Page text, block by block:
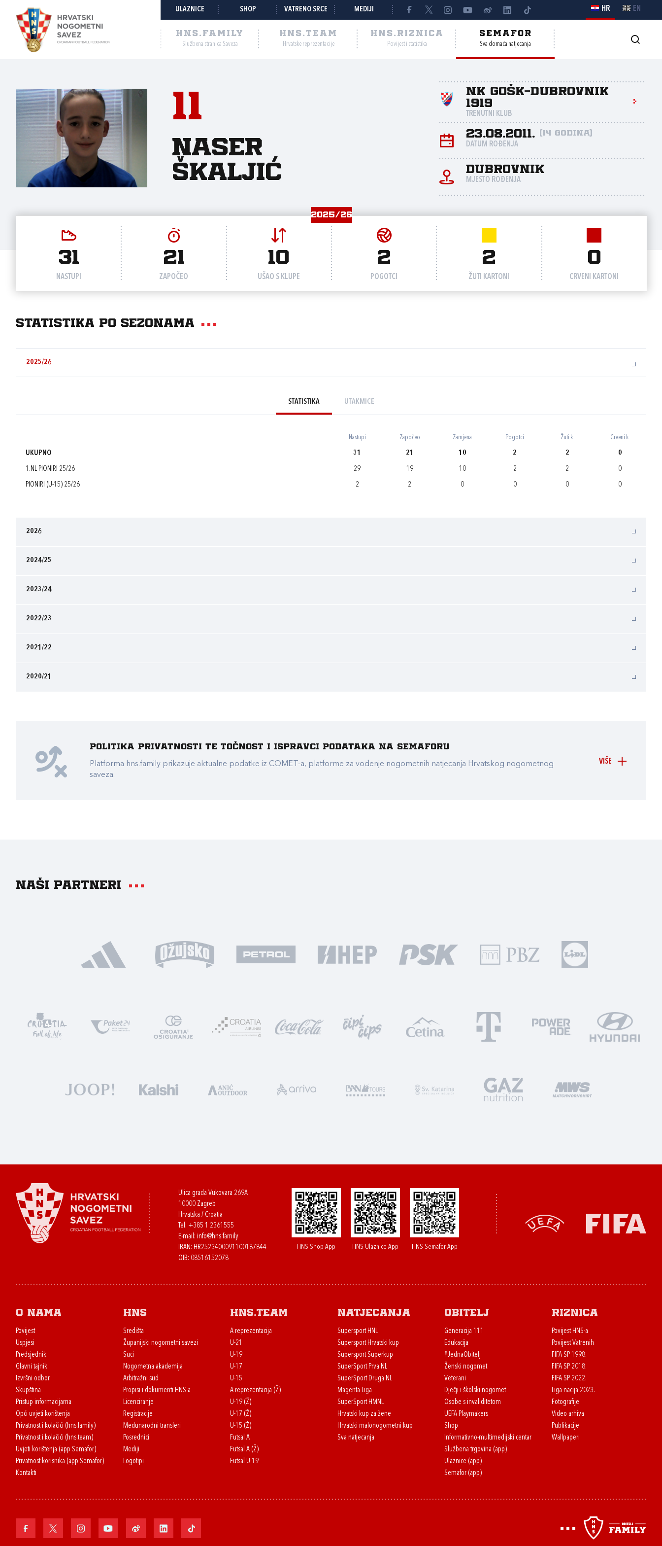
ULAZNICE SHOP VATRENO SRCE MEDIJI HR EN
HNS.FAMILY
Službena stranica Saveza
HNS.TEAM
Hrvatske reprezentacije
HNS.RIZNICA
Povijest i statistika
SEMAFOR
Sva domaća natjecanja
11
Naser
Škaljić
NK GOŠK-Dubrovnik
1919
TRENUTNI KLUB
23.08.2011. (14 godina)
DATUM ROĐENJA
Dubrovnik
MJESTO ROĐENJA
2025/26
31
NASTUPI
21
ZAPOČEO
10
UŠAO S KLUPE
2
POGOTCI
2
ŽUTI KARTONI
0
CRVENI KARTONI
Statistika po sezonama
2025/26
STATISTIKA UTAKMICE
Nastupi Započeo Zamjena Pogotci Žuti k. Crveni k.
UKUPNO 31 21 10 2 2 0
1.NL PIONIRI 25/26 29 19 10 2 2 0
PIONIRI (U-15) 25/26 2 2 0 0 0 0
2026
2024/25
2023/24
2022/23
2021/22
2020/21
VIŠE
Politika privatnosti te točnost i ispravci podataka na Semaforu
Platforma hns.family prikazuje aktualne podatke iz COMET-a, platforme za vođenje nogometnih natjecanja Hrvatskog nogometnog
saveza.
Naši partneri
Ulica grada Vukovara 269A
10000 Zagreb
Hrvatska / Croatia
Tel: +385 1 2361555
E-mail: info@hns.family
IBAN: HR2523400091100187844
OIB: 08516152078
HNS Shop App HNS Ulaznice App HNS Semafor App
O nama
Povijest
Uspjesi
Predsjednik
Glavni tajnik
Izvršni odbor
Skupština
Pristup informacijama
Opći uvjeti korištenja
Privatnost i kolačići (hns.family)
Privatnost i kolačići (hns.team)
Uvjeti korištenja (app Semafor)
Privatnost korisnika (app Semafor)
Kontakti
HNS
Središta
Županijski nogometni savezi
Suci
Nogometna akademija
Arbitražni sud
Propisi i dokumenti HNS-a
Licenciranje
Registracije
Međunarodni transferi
Posrednici
Mediji
Logotipi
HNS.team
A reprezentacija
U-21
U-19
U-17
U-15
A reprezentacija (Ž)
U-19 (Ž)
U-17 (Ž)
U-15 (Ž)
Futsal A
Futsal A (Ž)
Futsal U-19
Natjecanja
Supersport HNL
Supersport Hrvatski kup
Supersport Superkup
SuperSport Prva NL
SuperSport Druga NL
Magenta Liga
SuperSport HMNL
Hrvatski kup za žene
Hrvatski malonogometni kup
Sva natjecanja
Obitelj
Generacija 111
Edukacija
#JednaObitelj
Ženski nogomet
Veterani
Dječji i školski nogomet
Osobe s invaliditetom
UEFA Playmakers
Shop
Informativno-multimedijski centar
Službena trgovina (app)
Ulaznice (app)
Semafor (app)
Riznica
Povijest HNS-a
Povijest Vatrenih
FIFA SP 1998.
FIFA SP 2018.
FIFA SP 2022.
Liga nacija 2023.
Fotografije
Video arhiva
Publikacije
Wallpaperi